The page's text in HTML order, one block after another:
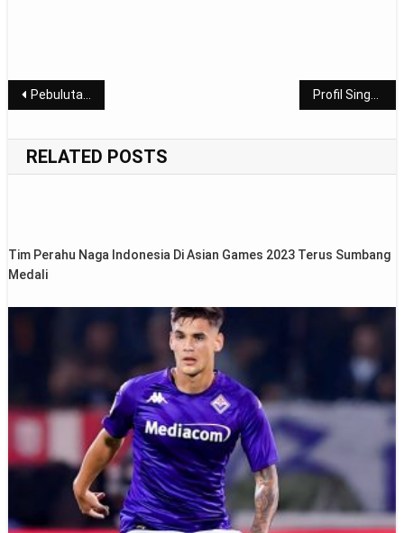
Post
navigation
Pebulutangkis Cantik Myanmar Sempat Ngobrol dengan Syabda Perkasa Sebelum Meninggal
RELATED POSTS
Tim Perahu Naga Indonesia Di Asian Games 2023 Terus Sumbang
Medali